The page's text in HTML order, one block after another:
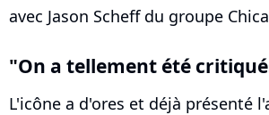
avec Jason Scheff du groupe
"On a tellement été
L'icône a d'ores et déjà présenté